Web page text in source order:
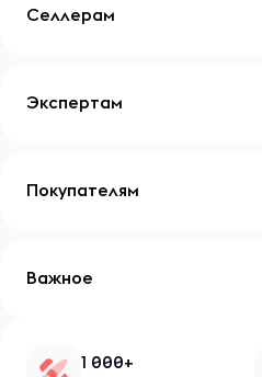
Селлерам
Экспертам
Покупателям
Важное
1 000+